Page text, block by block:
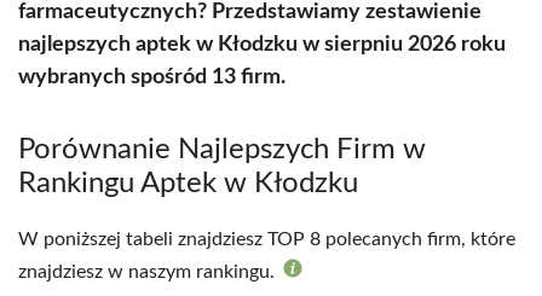
farmaceutycznych? Przedstawiamy zestawienie
najlepszych aptek w Kłodzku w sierpniu 2026 roku
wybranych spośród 13 firm.
Porównanie Najlepszych Firm w
Rankingu Aptek w Kłodzku
W poniższej tabeli znajdziesz TOP 8 polecanych firm, które
znajdziesz w naszym rankingu.